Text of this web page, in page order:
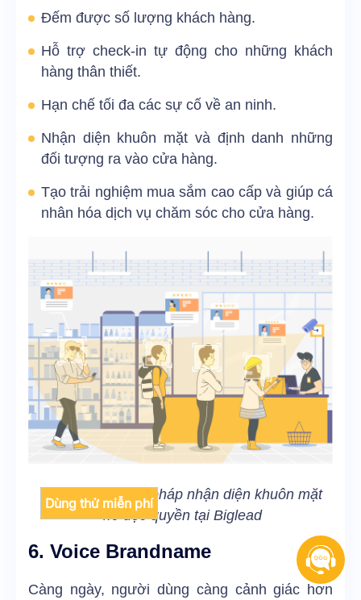
Dùng thử miễn phí
Đếm được số lượng khách hàng.
Hỗ trợ check-in tự động cho những khách
hàng thân thiết.
Hạn chế tối đa các sự cố về an ninh.
Nhận diện khuôn mặt và định danh những
đối tượng ra vào cửa hàng.
Tạo trải nghiệm mua sắm cao cấp và giúp cá
nhân hóa dịch vụ chăm sóc cho cửa hàng.
Camera AI - Giải pháp nhận diện khuôn mặt
4.0 độc quyền tại Biglead
6. Voice Brandname
Càng ngày, người dùng càng cảnh giác hơn